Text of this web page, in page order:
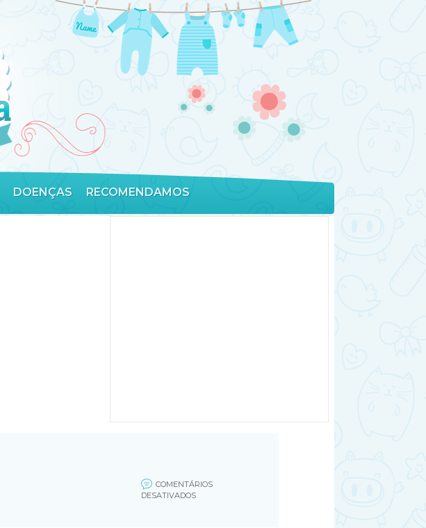
DOENÇAS RECOMENDAMOS
COMENTÁRIOS
DESATIVADOSEM